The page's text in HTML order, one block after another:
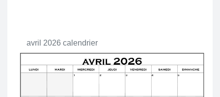
avril 2026 calendrier